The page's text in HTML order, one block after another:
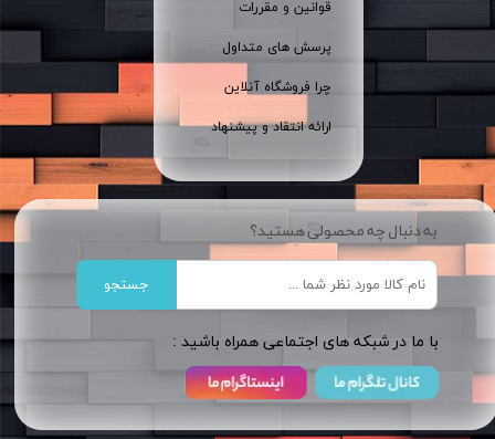
قوانین و مقررات
پرسش های متداول
چرا فروشگاه آنلاین
ارائه انتقاد و پیشنهاد
به دنبال چه محصولی هستید؟
جستجو
​​با ما در شبکه های اجتماعی همراه باشید :